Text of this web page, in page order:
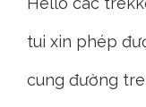
tui xin phép
cung đường